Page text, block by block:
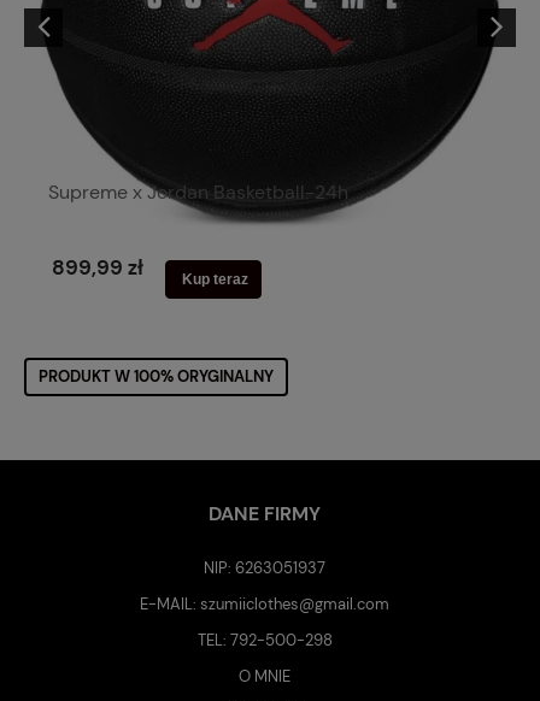
Supreme x Jordan Basketball-24h
899,99 zł Kup teraz
PRODUKT W 100% ORYGINALNY
DANE FIRMY
NIP: 6263051937
E-MAIL:szumiiclothes@gmail.com
TEL: 792-500-298
O MNIE